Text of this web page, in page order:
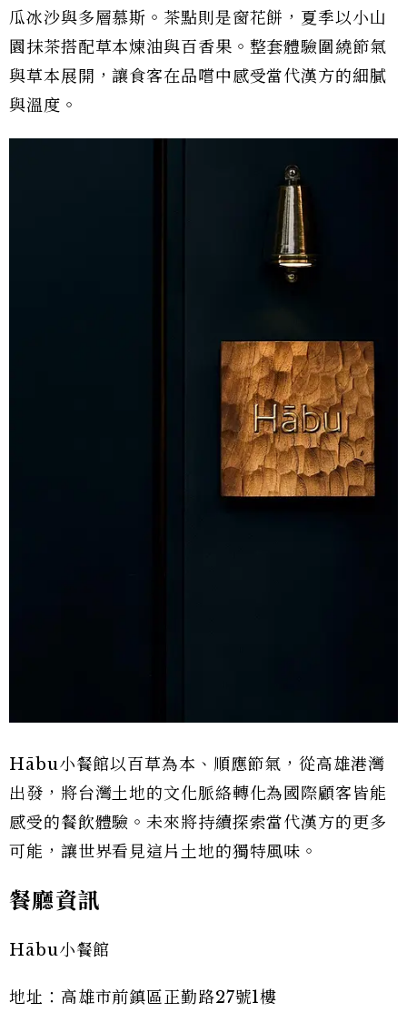
瓜冰沙與多層慕斯。茶點則是窗花餅，夏季以小山
園抹茶搭配草本煉油與百香果。整套體驗圍繞節氣
與草本展開，讓食客在品嚐中感受當代漢方的細膩
與溫度。
Hābu小餐館以百草為本、順應節氣，從高雄港灣
出發，將台灣土地的文化脈絡轉化為國際顧客皆能
感受的餐飲體驗。未來將持續探索當代漢方的更多
可能，讓世界看見這片土地的獨特風味。
餐廳資訊
Hābu小餐館
地址：高雄市前鎮區正勤路27號1樓